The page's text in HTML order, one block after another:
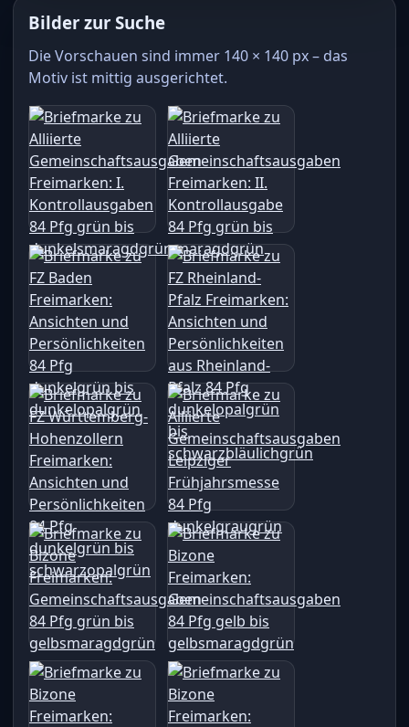
Bilder zur Suche
Die Vorschauen sind immer 140 × 140 px – das
Motiv ist mittig ausgerichtet.